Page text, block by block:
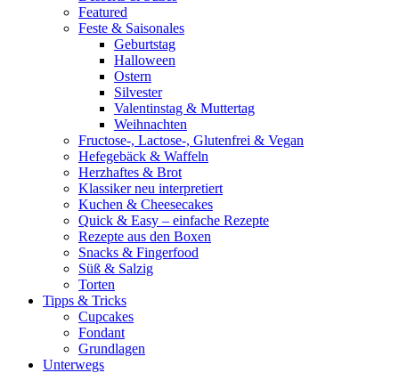
Featured
Feste & Saisonales
Geburtstag
Halloween
Ostern
Silvester
Valentinstag & Muttertag
Weihnachten
Fructose-, Lactose-, Glutenfrei & Vegan
Hefegebäck & Waffeln
Herzhaftes & Brot
Klassiker neu interpretiert
Kuchen & Cheesecakes
Quick & Easy – einfache Rezepte
Rezepte aus den Boxen
Snacks & Fingerfood
Süß & Salzig
Torten
Tipps & Tricks
Cupcakes
Fondant
Grundlagen
Unterwegs